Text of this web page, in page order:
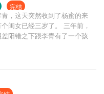
完结
，这天突然收到了杨蜜的来
闺女已经三岁了。 三年前，
阳错之下跟李青有了一个孩
是自己孩子之后，身为军火
为了全职奶爸！ 只因轩宝儿
麻被他们欺负..” 接着， 嘉荇
！ 京圈太子陈阿瑟被打断双